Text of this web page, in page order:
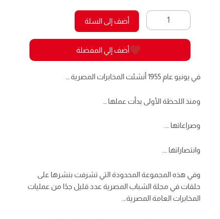
كمية
وسقطت
الرءوس
خاصة-
أضف إلى السلة
أضف إلي المفضلة
في يونيو عام 1955 أنشئت المخابرات المصرية …
ومنذ اللحظة الأولى بدأت عملها …
وصراعاتها ….
وانتصاراتها ….
وفي هذه المجموعة المحدودة التي تشرفت بنشرها على
حلقات في مجلة الشباب المصرية عدد قليل جدًا من عمليات
المخابرات العامة المصرية….